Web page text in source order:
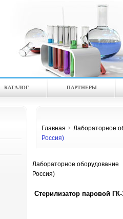
КАТАЛOГ ПАРТНЕРЫ
Главная Лабораторное
Россия)
Лабораторное оборудование
Россия)
Стерилизатор паровой